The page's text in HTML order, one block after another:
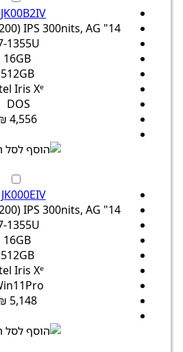
14" WUXGA (1920x1200) IPS 300nits, AG
1355U
16GB
512GB
Iris Xᵉ
DOS
4,556 ₪
14" WUXGA (1920x1200) IPS 300nits, AG
1355U
16GB
512GB
Iris Xᵉ
5,148 ₪